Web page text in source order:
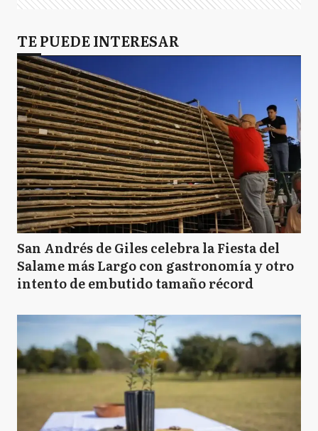
TE PUEDE INTERESAR
San Andrés de Giles celebra la Fiesta del
Salame más Largo con gastronomía y otro
intento de embutido tamaño récord